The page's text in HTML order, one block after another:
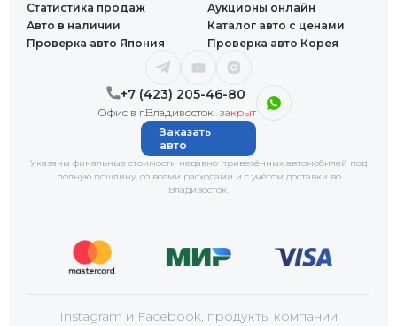
+7 (423) 205-46-80
Офис в г.Владивосток закрыт
Статистика продаж
Аукционы онлайн
Авто в наличии
Каталог авто с ценами
Проверка авто Япония
Проверка авто Корея
Указаны финальные стоимости недавно привезённых автомобилей под
полную пошлину, со всеми расходами и с учётом доставки во
Владивосток.
Заказать
авто
Instagram и Facebook, продукты компании